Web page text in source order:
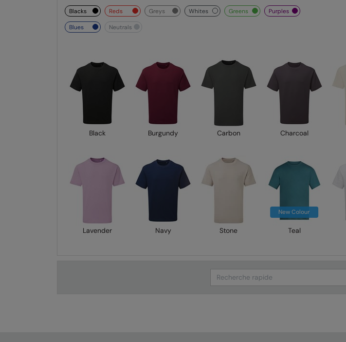
blacks reds greys whites greens purples
blues neutrals
Black Burgundy Carbon Charcoal
Lavender Navy Stone
New Colour
Teal
Search